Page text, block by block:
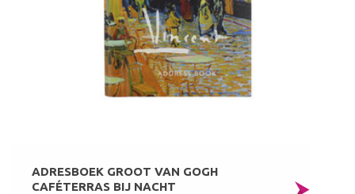
ADRESBOEK GROOT VAN GOGH
CAFÉTERRAS BIJ NACHT